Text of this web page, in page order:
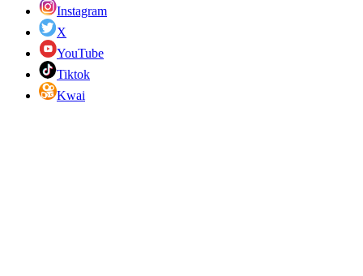
Instagram
X
YouTube
Tiktok
Kwai